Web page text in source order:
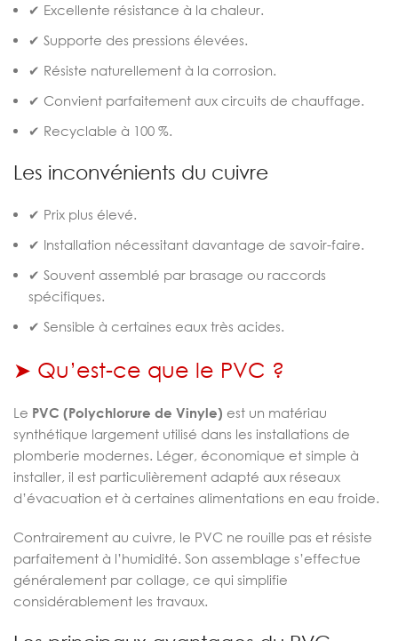
✔ Excellente résistance à la chaleur.
✔ Supporte des pressions élevées.
✔ Résiste naturellement à la corrosion.
✔ Convient parfaitement aux circuits de chauffage.
✔ Recyclable à 100 %.
Les inconvénients du cuivre
✔ Prix plus élevé.
✔ Installation nécessitant davantage de savoir-faire.
✔ Souvent assemblé par brasage ou raccords
spécifiques.
✔ Sensible à certaines eaux très acides.
➤ Qu’est-ce que le PVC ?
Le PVC (Polychlorure de Vinyle) est un matériau
synthétique largement utilisé dans les installations de
plomberie modernes. Léger, économique et simple à
installer, il est particulièrement adapté aux réseaux
d’évacuation et à certaines alimentations en eau froide.
Contrairement au cuivre, le PVC ne rouille pas et résiste
parfaitement à l’humidité. Son assemblage s’effectue
généralement par collage, ce qui simplifie
considérablement les travaux.